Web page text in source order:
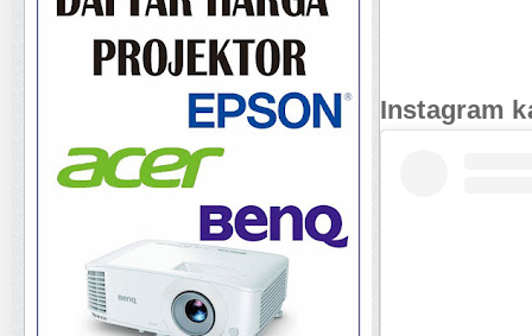
Instagram